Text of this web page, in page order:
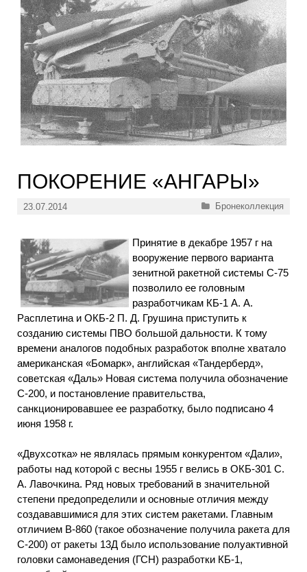
ПОКОРЕНИЕ «АНГАРЫ»
23.07.2014 Рубрики
Бронеколлекция
Принятие в декабре 1957 г на
вооружение первого варианта
зенитной ракетной системы С-75
позволило ее головным
разработчикам КБ-1 А. А.
Расплетина и ОКБ-2 П. Д. Грушина приступить к
созданию системы ПВО большой дальности. К тому
времени аналогов подобных разработок вполне хватало
американская «Бомарк», английская «Тандерберд»,
советская «Даль» Новая система получила обозначение
С-200, и постановление правительства,
санкционировавшее ее разработку, было подписано 4
июня 1958 г.
«Двухсотка» не являлась прямым конкурентом «Дали»,
работы над которой с весны 1955 г велись в ОКБ-301 С.
А. Лавочкина. Ряд новых требований в значительной
степени предопределили и основные отличия между
создававшимися для этих систем ракетами. Главным
отличием В-860 (такое обозначение получила ракета для
С-200) от ракеты 13Д было использование полуактивной
головки самонаведения (ГСН) разработки КБ-1,